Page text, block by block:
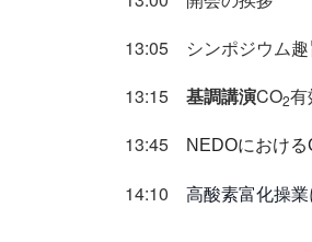
13:05 シンポジウム趣
13:15 基調講演CO2有
13:45
NEDOにおける
14:10 高酸素富化操